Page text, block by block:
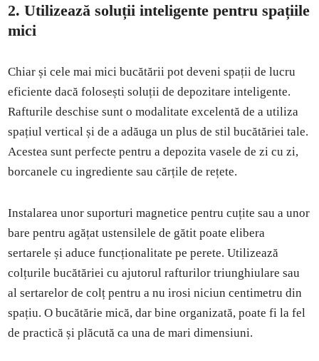
2. Utilizează soluții inteligente pentru spațiile
mici
Chiar și cele mai mici bucătării pot deveni spații de lucru
eficiente dacă folosești soluții de depozitare inteligente.
Rafturile deschise sunt o modalitate excelentă de a utiliza
spațiul vertical și de a adăuga un plus de stil bucătăriei tale.
Acestea sunt perfecte pentru a depozita vasele de zi cu zi,
borcanele cu ingrediente sau cărțile de rețete.
Instalarea unor suporturi magnetice pentru cuțite sau a unor
bare pentru agățat ustensilele de gătit poate elibera
sertarele și aduce funcționalitate pe perete. Utilizează
colțurile bucătăriei cu ajutorul rafturilor triunghiulare sau
al sertarelor de colț pentru a nu irosi niciun centimetru din
spațiu. O bucătărie mică, dar bine organizată, poate fi la fel
de practică și plăcută ca una de mari dimensiuni.